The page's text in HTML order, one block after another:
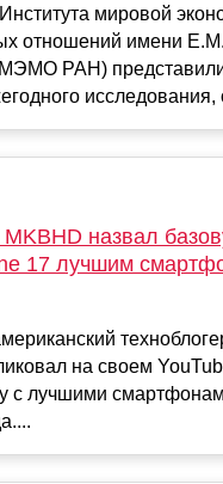
мировой
отношений имени Е.М.
РАН)
исследования,
MKBHD назвал
17 лучшим
на своем
с лучшими